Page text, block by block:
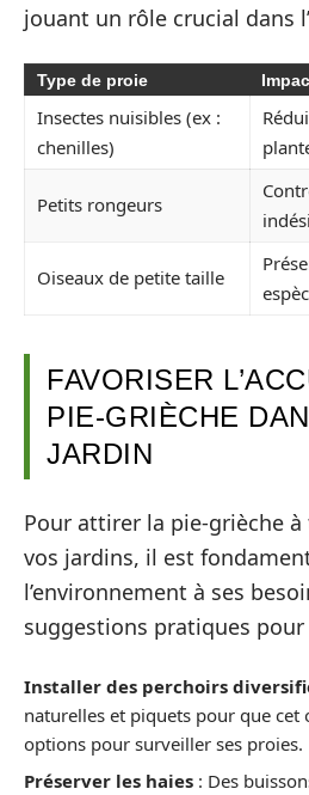
jouant un rôle crucial dans
Type de proie
Insectes nuisibles (ex :
chenilles)
Petits rongeurs
Oiseaux de petite taille
FAVORISER
PIE-GRIÈCHE
JARDIN
Pour attirer la pie-grièche
vos jardins, il est
l’environnement à ses
suggestions pratiques pour
Installer des perchoirs
naturelles et piquets pour que cet
options pour surveiller ses proies.
Préserver les haies : Des